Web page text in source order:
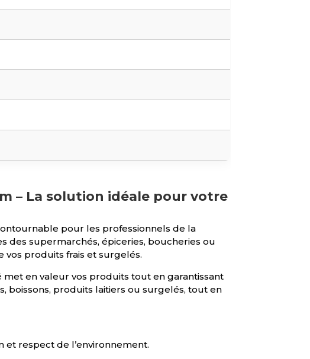
– La solution idéale pour votre
pour les professionnels de la
des supermarchés, épiceries, boucheries ou
vos produits frais et surgelés.
en valeur vos produits tout en garantissant
boissons, produits laitiers ou surgelés, tout en
et respect de l’environnement.